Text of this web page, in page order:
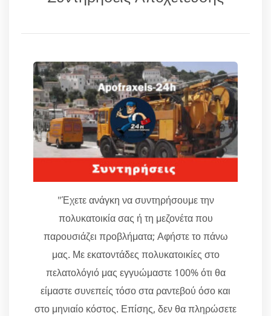
"Έχετε ανάγκη να συντηρήσουμε την
πολυκατοικία σας ή τη μεζονέτα που
παρουσιάζει προβλήματα; Αφήστε το πάνω
μας. Με εκατοντάδες πολυκατοικίες στο
πελατολόγιό μας εγγυώμαστε 100% ότι θα
είμαστε συνεπείς τόσο στα ραντεβού όσο και
στο μηνιαίο κόστος. Επίσης, δεν θα πληρώσετε